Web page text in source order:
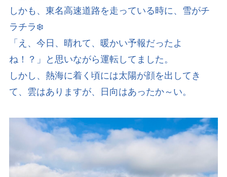
しかも、東名高速道路を走っている時に、雪がチ
ラチラ❄️
「え、今日、晴れて、暖かい予報だったよ
ね！？」と思いながら運転してました。
しかし、熱海に着く頃には太陽が顔を出してき
て、雲はありますが、日向はあったか～い。